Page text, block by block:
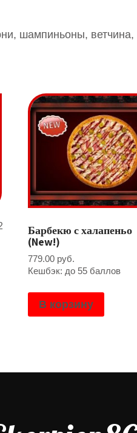
шампиньоны,
Барбекю с халапеньо
(New!)
779.00 руб.
Кешбэк: до 55 баллов
В корзину